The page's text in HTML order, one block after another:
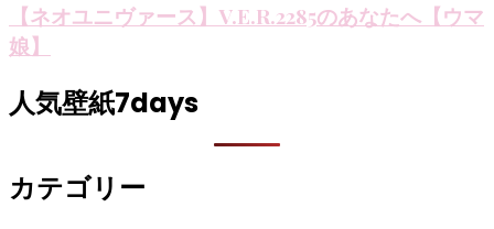
【ネオユニヴァース】V.E.R.2285のあなたへ【ウマ
娘】
人気壁紙7days
カテゴリー